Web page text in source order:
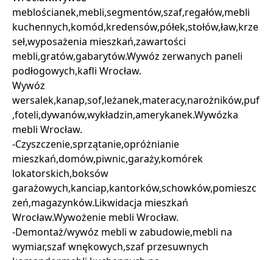
meblościanek,mebli,segmentów,szaf,regałów,mebli
kuchennych,komód,kredensów,półek,stołów,ław,krze
seł,wyposażenia mieszkań,zawartości
mebli,gratów,gabarytów.Wywóz zerwanych paneli
podłogowych,kafli Wrocław.
Wywóz
wersalek,kanap,sof,leżanek,materacy,narożników,puf
,foteli,dywanów,wykładzin,amerykanek.Wywózka
mebli Wrocław.
-Czyszczenie,sprzątanie,opróżnianie
mieszkań,domów,piwnic,garaży,komórek
lokatorskich,boksów
garażowych,kanciap,kantorków,schowków,pomieszc
zeń,magazynków.Likwidacja mieszkań
Wrocław.Wywożenie mebli Wrocław.
-Demontaż/wywóz mebli w zabudowie,mebli na
wymiar,szaf wnękowych,szaf przesuwnych